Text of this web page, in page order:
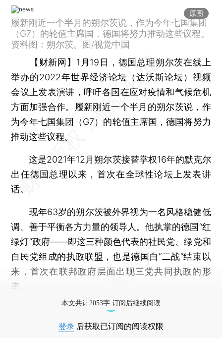
原图
履新刚近一个半月的朔尔茨说，作为今年七国集团
（G7）的轮值主席国，德国将努力推动这些议程。
资料图：朔尔茨。图/视觉中国
【财新网】 1月19日，德国总理朔尔茨在线上
举办的2022年世界经济论坛（达沃斯论坛）视频
会议上发表演讲，呼吁各国在应对疫情和气候危机
方面加强合作。履新刚近一个半月的朔尔茨说，作
为今年七国集团（G7）的轮值主席国，德国将努力
推动这些议程。
这是2021年12月朔尔茨接替掌权16年的默克尔
出任德国总理以来，首次在全球性论坛上发表讲
话。
现年63岁的朔尔茨被外界视为一名风格稳健低
调、善于平衡各方力量的领导人。他执掌的德国“红
绿灯”政府——即这三种颜色代表的社民党、绿党和
自民党组成的执政联盟，也是德国自“二战”结束以
来，首次在联邦政府层面出现三党共同执政的形
态。
本文共计2053字 订阅后继续阅读
登录 后获取已订阅的阅读权限